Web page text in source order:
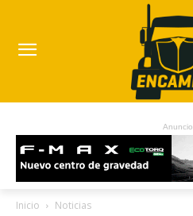
Anuncio
Inicio Noticias